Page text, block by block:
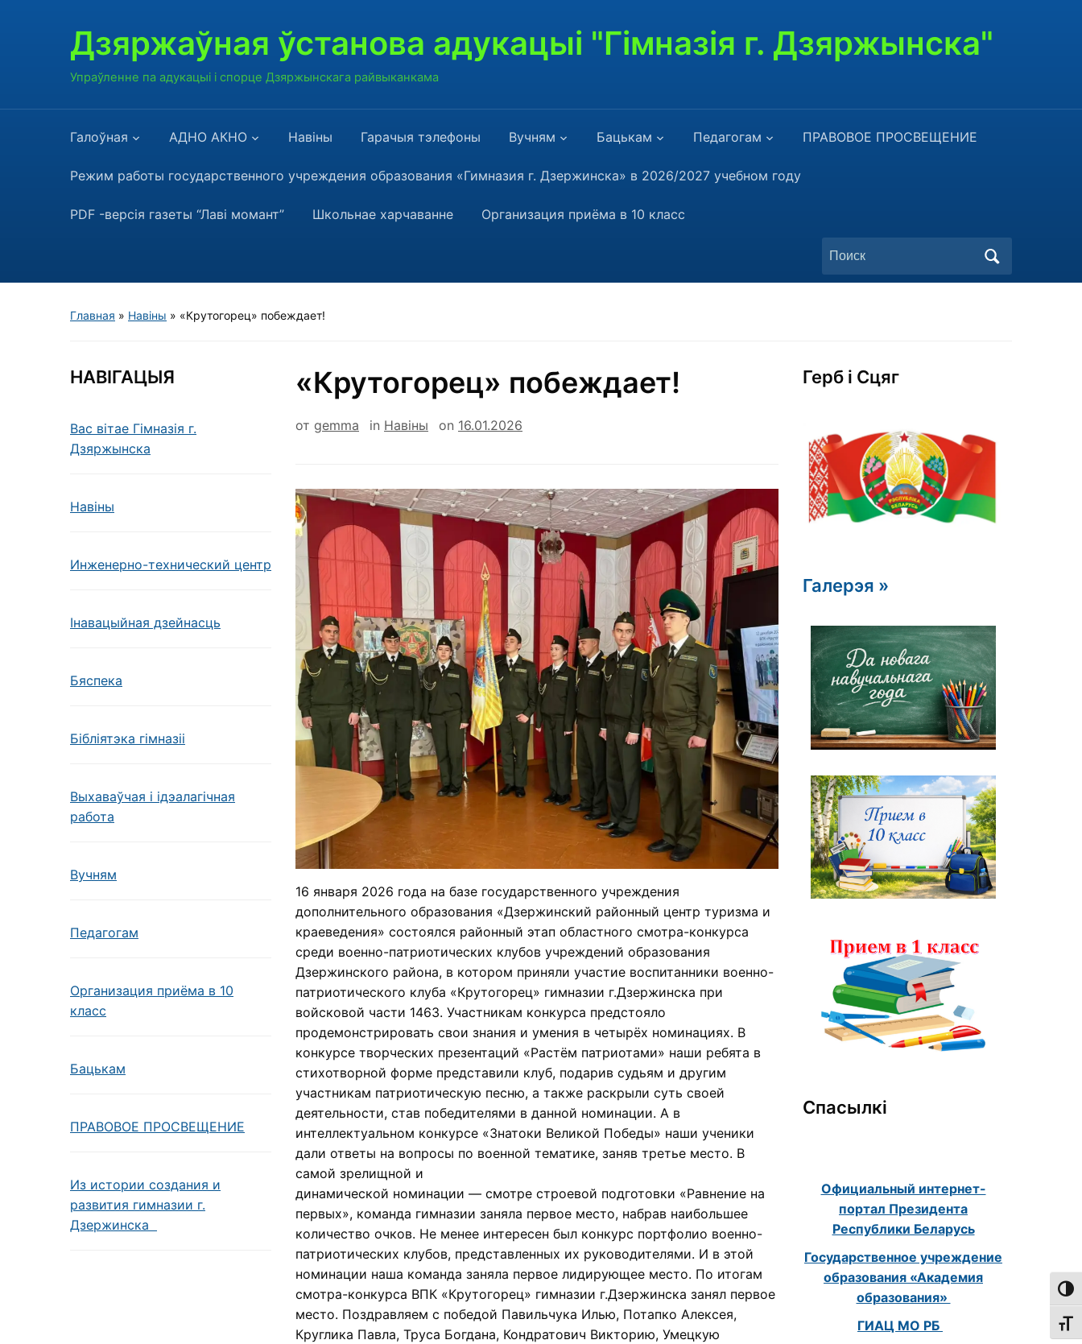
Дзяржаўная ўстанова адукацыі "Гімназія г. Дзяржынска"
Упраўленне па адукацыі і спорце Дзяржынскага райвыканкама
Галоўная АДНО АКНО Навiны Гарачыя тэлефоны Вучням Бацькам Педагогам ПРАВОВОЕ ПРОСВЕЩЕНИЕ
Режим работы государственного учреждения образования «Гимназия г. Дзержинска» в 2026/2027 учебном году
PDF -версія газеты “Лаві момант” Школьнае харчаванне Организация приёма в 10 класс
Поиск
по:
Главная » Навiны » «Крутогорец» побеждает!
НАВІГАЦЫЯ
Вас вітае Гімназія г.
Дзяржынска
Навiны
Инженерно-технический центр
Інавацыйная дзейнасць
Бяспека
Бібліятэка гімназіі
Выхаваўчая і ідэалагічная
работа
Вучням
Педагогам
Организация приёма в 10
класс
Бацькам
ПРАВОВОЕ ПРОСВЕЩЕНИЕ
Из истории создания и
развития гимназии г.
Дзержинска
«Крутогорец» побеждает!
от gemma in Навiны on 16.01.2026
16 января 2026 года на базе государственного учреждения
дополнительного образования «Дзержинский районный центр туризма и
краеведения» состоялся районный этап областного смотра-конкурса
среди военно-патриотических клубов учреждений образования
Дзержинского района, в котором приняли участие воспитанники военно-
патриотического клуба «Крутогорец» гимназии г.Дзержинска при
войсковой части 1463. Участникам конкурса предстояло
продемонстрировать свои знания и умения в четырёх номинациях. В
конкурсе творческих презентаций «Растём патриотами» наши ребята в
стихотворной форме представили клуб, подарив судьям и другим
участникам патриотическую песню, а также раскрыли суть своей
деятельности, став победителями в данной номинации. А в
интеллектуальном конкурсе «Знатоки Великой Победы» наши ученики
дали ответы на вопросы по военной тематике, заняв третье место. В
самой зрелищной и
динамической номинации — смотре строевой подготовки «Равнение на
первых», команда гимназии заняла первое место, набрав наибольшее
количество очков. Не менее интересен был конкурс портфолио военно-
патриотических клубов, представленных их руководителями. И в этой
номинации наша команда заняла первое лидирующее место. По итогам
смотра-конкурса ВПК «Крутогорец» гимназии г.Дзержинска занял первое
место. Поздравляем с победой Павильчука Илью, Потапко Алексея,
Круглика Павла, Труса Богдана, Кондратович Викторию, Умецкую
Герб i Сцяг
Галерэя »
Спасылкі
Официальный интернет-
портал Президента
Республики Беларусь
Государственное учреждение
образования «Академия
образования»
ГИАЦ МО РБ